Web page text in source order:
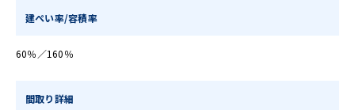
建ぺい率/容積率
60％／160％
間取り詳細